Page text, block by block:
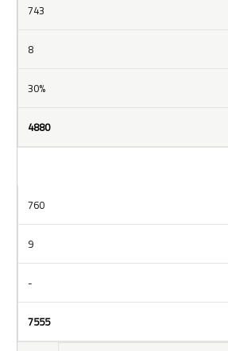
743
8
30%
4880
760
9
-
7555